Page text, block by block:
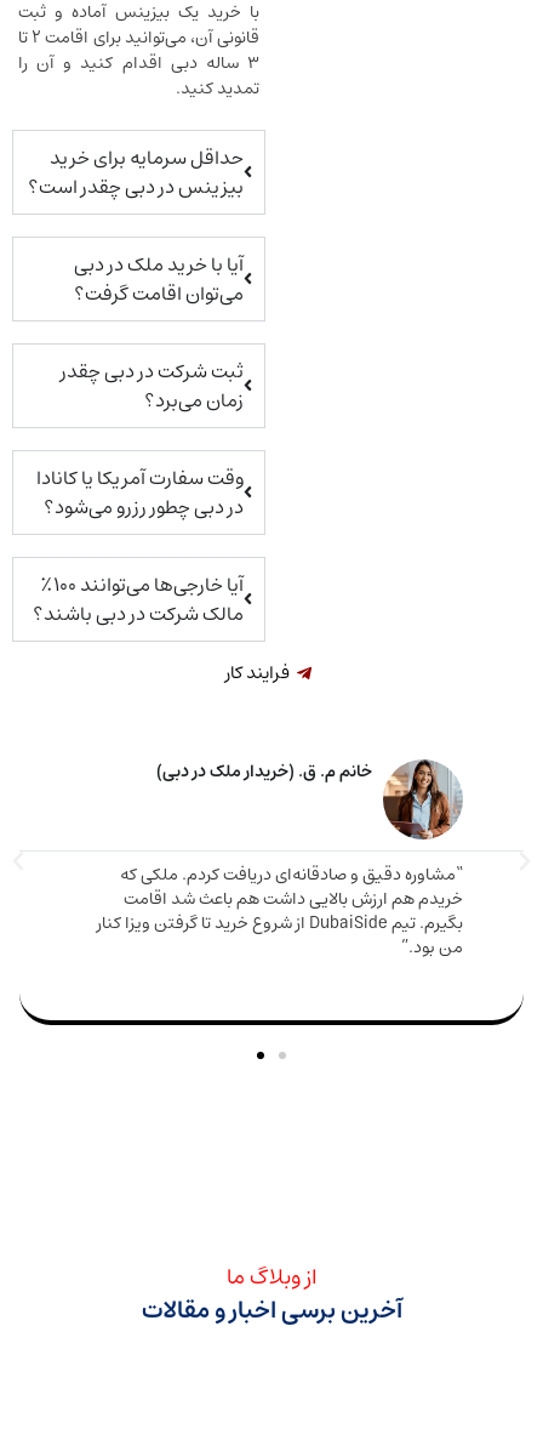
با خرید یک بیزینس آماده و ثبت
قانونی آن، می‌توانید برای اقامت ۲ تا
۳ ساله دبی اقدام کنید و آن را
حداقل سرمایه برای خرید
بیزینس در دبی چقدر است؟
آیا با خرید ملک در دبی
می‌توان اقامت گرفت؟
ثبت شرکت در دبی چقدر
زمان می‌برد؟
وقت سفارت آمریکا یا کانادا
در دبی چطور رزرو می‌شود؟
آیا خارجی‌ها می‌توانند ۱۰۰٪
مالک شرکت در دبی باشند؟
خانم م. ق. (خریدار ملک در دبی)
دقیق و صادقانه‌ای دریافت کردم. ملکی که
هم ارزش بالایی داشت هم باعث شد اقامت
بگیرم. تیم DubaiSide از شروع خرید تا گرفتن ویزا کنار
آخرین برسی اخبار و مقالات